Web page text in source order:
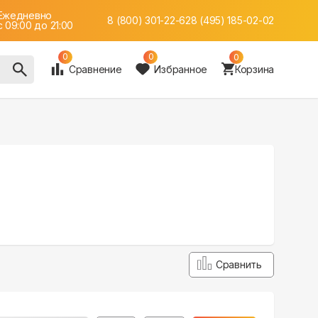
09:00 до 21:00
8 (800) 301-22-628 (495) 185-02-02
0
Сравнение
0
Избранное
0
Корзина
Сравнить